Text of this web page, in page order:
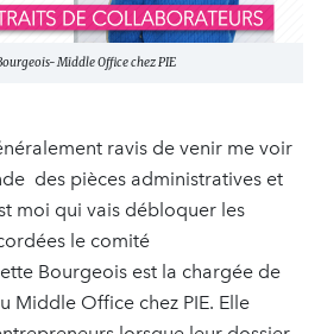
Middle Office chez PIE
ravis de venir me voir
des pièces administratives et
moi qui vais débloquer les
le comité
Bourgeois est la chargée de
Middle Office chez PIE. Elle